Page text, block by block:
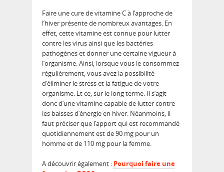
Faire une cure de vitamine C à l’approche de
l’hiver présente de nombreux avantages. En
effet, cette vitamine est connue pour lutter
contre les virus ainsi que les bactéries
pathogènes et donner une certaine vigueur à
l’organisme. Ainsi, lorsque vous le consommez
régulièrement, vous avez la possibilité
d’éliminer le stress et la fatigue de votre
organisme. Et ce, sur le long terme. Il s’agit
donc d’une vitamine capable de lutter contre
les baisses d’énergie en hiver. Néanmoins, il
faut préciser que l’apport qui est recommandé
quotidiennement est de 90 mg pour un
homme et de 110 mg pour la femme.
A découvrir également : Pourquoi faire une